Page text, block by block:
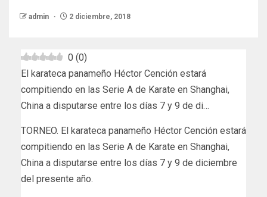
admin 2 diciembre, 2018
0 (0)
El karateca panameño Héctor Cención estará
compitiendo en las Serie A de Karate en Shanghai,
China a disputarse entre los días 7 y 9 de di…
TORNEO. El karateca panameño Héctor Cención estará
compitiendo en las Serie A de Karate en Shanghai,
China a disputarse entre los días 7 y 9 de diciembre
del presente año.